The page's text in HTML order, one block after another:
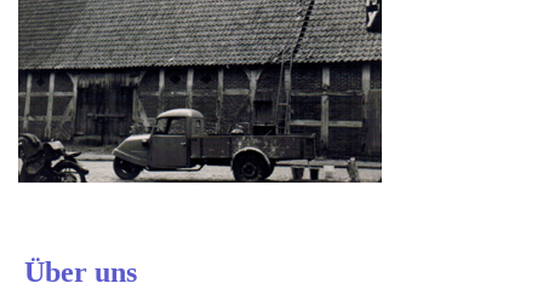
Über uns